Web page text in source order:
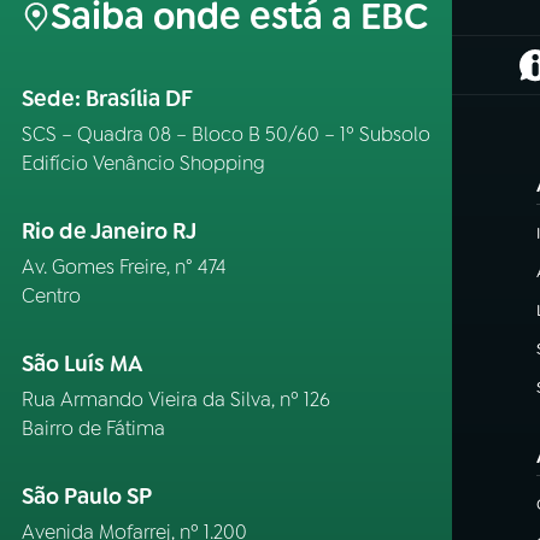
Saiba onde está a EBC
Sede: Brasília DF
SCS – Quadra 08 – Bloco B 50/60 – 1º Subsolo
Edifício Venâncio Shopping
Rio de Janeiro RJ
Av. Gomes Freire, n° 474
Centro
São Luís MA
Rua Armando Vieira da Silva, nº 126
Bairro de Fátima
São Paulo SP
Avenida Mofarrej, nº 1.200